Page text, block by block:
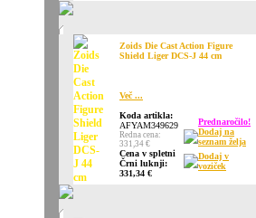
Zoids Die Cast Action Figure
Shield Liger DCS-J 44 cm
Več ...
Koda artikla:
AFYAM349629
Redna cena:
331,34 €
Cena v spletni
Črni luknji:
331,34 €
Prednaročilo!
Dodaj na
seznam želja
Dodaj v
voziček